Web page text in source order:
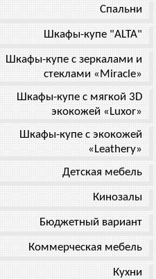
Спальни
Шкафы-купе "ALTA"
Шкафы-купе с зеркалами и
стеклами «Miracle»
Шкафы-купе с мягкой 3D
экокожей «Luxor»
Шкафы-купе с экокожей
«Leathery»
Детская мебель
Кинозалы
Бюджетный вариант
Коммерческая мебель
Кухни